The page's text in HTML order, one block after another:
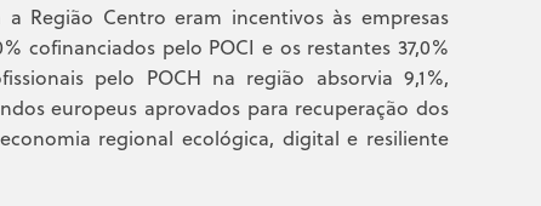
Região Centro eram incentivos às empresas
cofinanciados pelo POCI e os restantes 37,0%
pelo POCH na região absorvia 9,1%,
europeus aprovados para recuperação dos
regional ecológica, digital e resiliente